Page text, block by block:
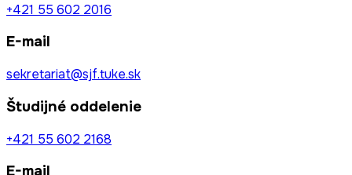
+421 55 602 2016
E-mail
sekretariat@sjf.tuke.sk
Študijné oddelenie
+421 55 602 2168